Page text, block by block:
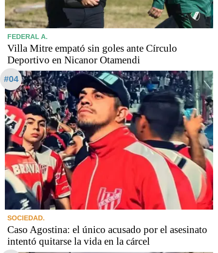
FEDERAL A.
Villa Mitre empató sin goles ante Círculo
Deportivo en Nicanor Otamendi
#04
SOCIEDAD.
Caso Agostina: el único acusado por el asesinato
intentó quitarse la vida en la cárcel